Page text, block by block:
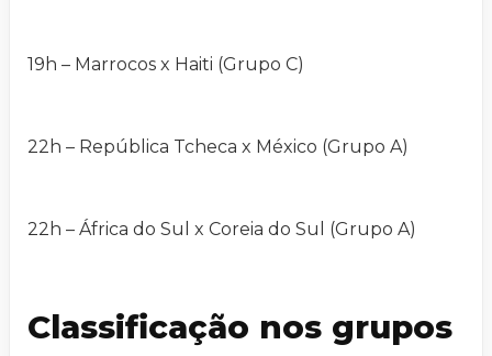
19h – Marrocos x Haiti (Grupo C)
22h – República Tcheca x México (Grupo A)
22h – África do Sul x Coreia do Sul (Grupo A)
Classificação nos grupos